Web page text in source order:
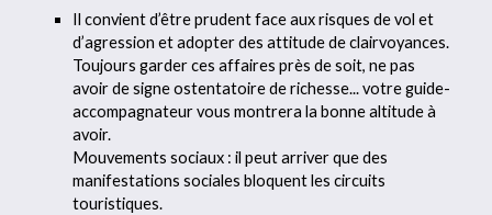
Il convient d’être prudent face aux risques de vol et
d’agression et adopter des attitude de clairvoyances.
Toujours garder ces affaires près de soit, ne pas
avoir de signe ostentatoire de richesse... votre guide-
accompagnateur vous montrera la bonne altitude à
avoir.
Mouvements sociaux : il peut arriver que des
manifestations sociales bloquent les circuits
touristiques.